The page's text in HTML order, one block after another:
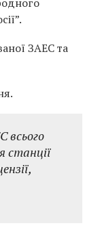
ЗАЕС та
всього
станції